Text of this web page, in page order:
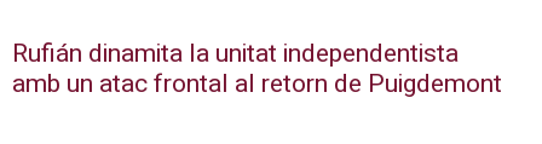
Rufián dinamita la unitat independentista
amb un atac frontal al retorn de Puigdemont